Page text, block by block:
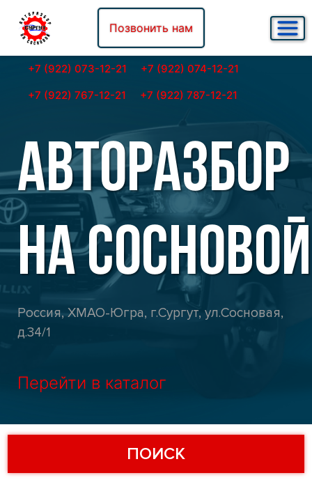
Позвонить нам
+7 (922) 073-12-21
+7 (922) 074-12-21
+7 (922) 767-12-21
+7 (922) 787-12-21
АВТОРАЗБОР
НА СОСНОВОЙ
Россия, ХМАО-Югра, г.Сургут, ул.Сосновая,
д.34/1
Перейти в каталог
ПОИСК